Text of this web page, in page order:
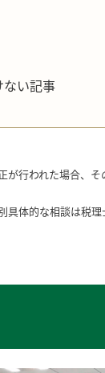
い記事
行われた場合、
体的な相談は税理